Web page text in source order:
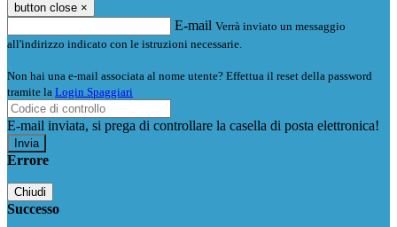
button close ×
E-mail Verrà inviato un messaggio
all'indirizzo indicato con le istruzioni necessarie.
Non hai una e-mail associata al nome utente? Effettua il reset della password
tramite la Login Spaggiari
E-mail inviata, si prega di controllare la casella di posta elettronica!
Errore
Chiudi
Successo